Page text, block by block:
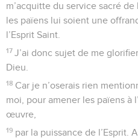
m’acquitte du service sacré
les païens lui soient une
l’Esprit Saint.
17 J’ai donc sujet de me
Dieu.
18 Car je n’oserais rien
moi, pour amener les païens à
œuvre,
19 par la puissance de l’Esprit.